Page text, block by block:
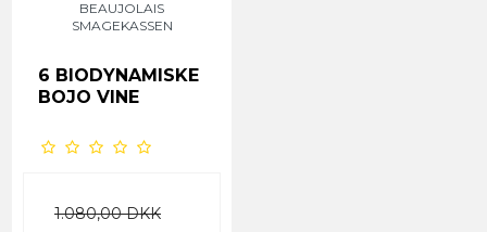
BEAUJOLAIS
SMAGEKASSEN
6 BIODYNAMISKE
BOJO VINE
1.080,00 DKK